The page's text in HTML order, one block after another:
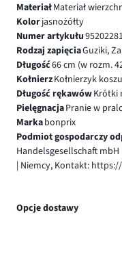
MateriałMateriał
Kolorjasnożółty
Numer artykułu
Rodzaj zapięciaGuziki,
Długość66 cm (w rozm.
KołnierzKołnierzyk
Długość rękawówKrótki
PielęgnacjaPranie w
Markabonprix
Podmiot gospodarczy
Handelsgesellschaft
| Niemcy, Kontakt:
Opcje dostawy